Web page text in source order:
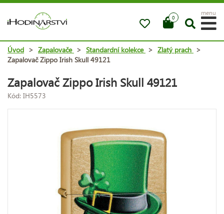
0
menu
Úvod > Zapalovače > Standardní kolekce > Zlatý prach >
Zapalovač Zippo Irish Skull 49121
Zapalovač Zippo Irish Skull 49121
Kód: IH5573